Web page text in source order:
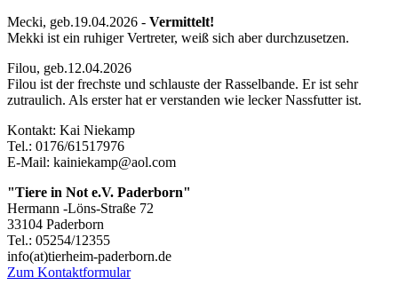
Mecki, geb.19.04.2026 - Vermittelt!
Mekki ist ein ruhiger Vertreter, weiß sich aber durchzusetzen.
Filou, geb.12.04.2026
Filou ist der frechste und schlauste der Rasselbande. Er ist sehr
zutraulich. Als erster hat er verstanden wie lecker Nassfutter ist.
Kontakt: Kai Niekamp
Tel.: 0176/61517976
E-Mail: kainiekamp@aol.com
"Tiere in Not e.V. Paderborn"
Hermann -Löns-Straße 72
33104 Paderborn
Tel.: 05254/12355
info(at)tierheim-paderborn.de
Zum Kontaktformular